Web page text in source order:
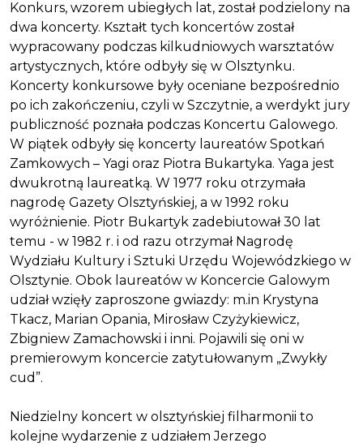
Konkurs, wzorem ubiegłych lat, został podzielony na
dwa koncerty. Kształt tych koncertów został
wypracowany podczas kilkudniowych warsztatów
artystycznych, które odbyły się w Olsztynku.
Koncerty konkursowe były oceniane bezpośrednio
po ich zakończeniu, czyli w Szczytnie, a werdykt jury
publiczność poznała podczas Koncertu Galowego.
W piątek odbyły się koncerty laureatów Spotkań
Zamkowych – Yagi oraz Piotra Bukartyka. Yaga jest
dwukrotną laureatką. W 1977 roku otrzymała
nagrodę Gazety Olsztyńskiej, a w 1992 roku
wyróżnienie. Piotr Bukartyk zadebiutował 30 lat
temu - w 1982 r. i od razu otrzymał Nagrodę
Wydziału Kultury i Sztuki Urzędu Wojewódzkiego w
Olsztynie. Obok laureatów w Koncercie Galowym
udział wzięły zaproszone gwiazdy: m.in Krystyna
Tkacz, Marian Opania, Mirosław Czyżykiewicz,
Zbigniew Zamachowski i inni. Pojawili się oni w
premierowym koncercie zatytułowanym „Zwykły
cud”.
Niedzielny koncert w olsztyńskiej filharmonii to
kolejne wydarzenie z udziałem Jerzego